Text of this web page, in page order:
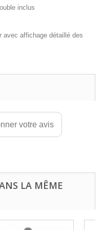
inclus
avec affichage détaillé des
votre avis
LA MÊME